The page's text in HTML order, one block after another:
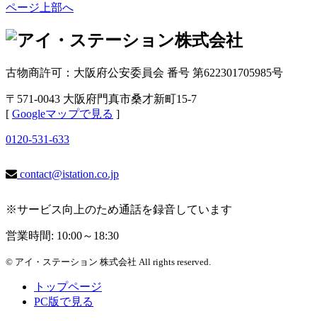
ページ上部へ
古物商許可：大阪府公安委員会 番号 第622301705985号
〒571-0043 大阪府門真市桑才新町15-7
[ Googleマップで見る ]
0120-531-633
contact@istation.co.jp
※サービス向上のため通話を録音しています
営業時間: 10:00～18:30
© アイ・ステーション 株式会社 All rights reserved.
トップページ
PC版で見る